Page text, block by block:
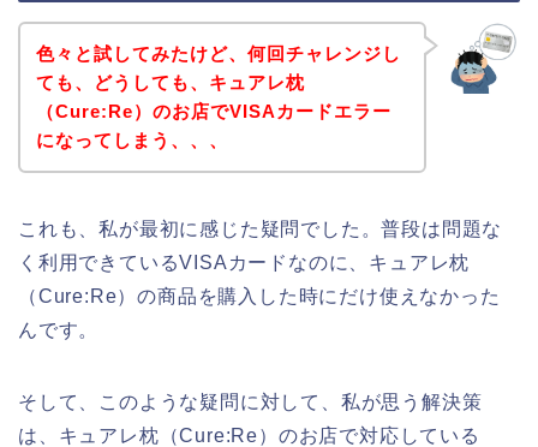
色々と試してみたけど、何回チャレンジし
ても、どうしても、キュアレ枕
（Cure:Re）のお店でVISAカードエラー
になってしまう、、、
これも、私が最初に感じた疑問でした。普段は問題な
く利用できているVISAカードなのに、キュアレ枕
（Cure:Re）の商品を購入した時にだけ使えなかった
んです。
そして、このような疑問に対して、私が思う解決策
は、キュアレ枕（Cure:Re）のお店で対応している